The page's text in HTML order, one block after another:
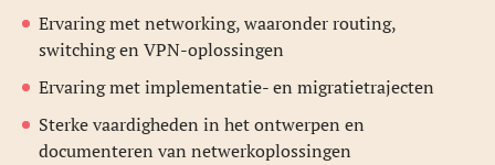
Ervaring met networking, waaronder routing,
switching en VPN-oplossingen
Ervaring met implementatie- en migratietrajecten
Sterke vaardigheden in het ontwerpen en
documenteren van netwerkoplossingen